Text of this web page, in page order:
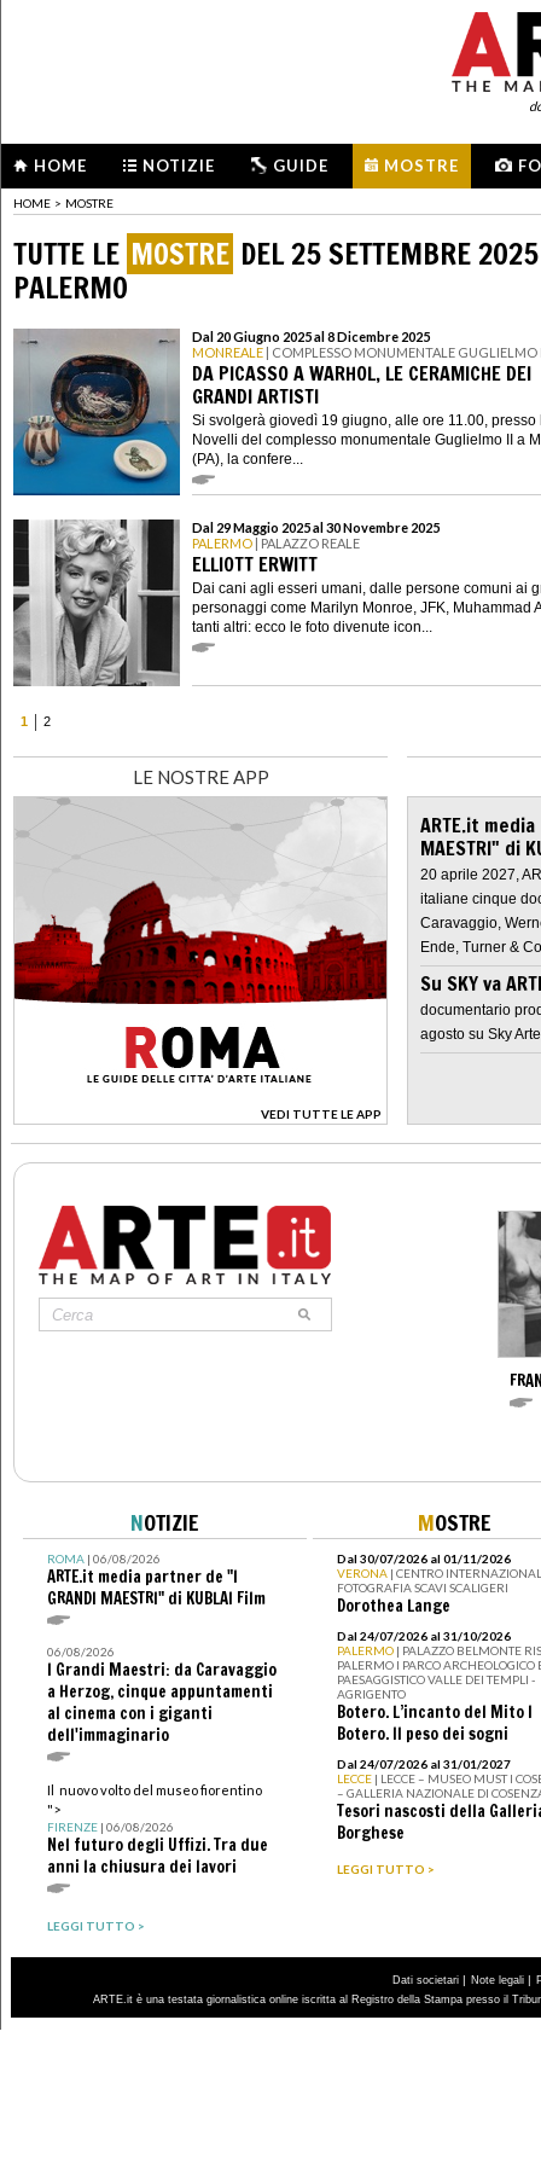
HOME NOTIZIE GUIDE MOSTRE
HOME > MOSTRE
TUTTE LE MOSTRE DEL 25 SETTEMBRE
PALERMO
Dal 20 Giugno 2025 al 8 Dicembre 2025
MONREALE | COMPLESSO MONUMENTALE GUGLIELMO
DA PICASSO A WARHOL, LE CERAMICHE DEI
GRANDI ARTISTI
Si svolgerà giovedì 19 giugno, alle ore 11.00, presso
Novelli del complesso monumentale Guglielmo II a
(PA), la confere...
Dal 29 Maggio 2025 al 30 Novembre 2025
PALERMO | PALAZZO REALE
ELLIOTT ERWITT
Dai cani agli esseri umani, dalle persone comuni ai
personaggi come Marilyn Monroe, JFK, Muhammad
tanti altri: ecco le foto divenute icon...
1 2
LE NOSTRE APP
VEDI TUTTE LE APP
>
ARTE.it
MAESTRI" di
20 aprile 2027,
italiane cinque
Caravaggio,
Ende, Turner &
Su SKY va
documentario
agosto su Sky Arte
NOTIZIE
ROMA| 06/08/2026
ARTE.it media partner de "I
GRANDI MAESTRI" di KUBLAI Film
06/08/2026
I Grandi Maestri: da Caravaggio
a Herzog, cinque appuntamenti
al cinema con i giganti
dell'immaginario
Il nuovo volto del museo fiorentino
">
FIRENZE| 06/08/2026
Nel futuro degli Uffizi. Tra due
anni la chiusura dei lavori
LEGGI TUTTO >
MOSTRE
Dal 30/07/2026 al 01/11/2026
VERONA | CENTRO
FOTOGRAFIA SCAVI SCALIGERI
Dorothea Lange
Dal 24/07/2026 al 31/10/2026
PALERMO | PALAZZO BELMONTE
PALERMO I PARCO ARCHEOLOGICO
PAESAGGISTICO VALLE DEI TEMPLI -
AGRIGENTO
Botero. L’incanto del Mito I
Botero. Il peso dei sogni
Dal 24/07/2026 al 31/01/2027
LECCE | LECCE – MUSEO MUST I
– GALLERIA NAZIONALE DI
Tesori nascosti della
Borghese
LEGGI TUTTO >
Dati societari | Note legali |
ARTE.it è una testata giornalistica online iscritta al Registro della Stampa presso il